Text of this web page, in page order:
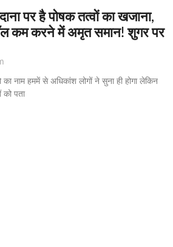
पर है पोषक तत्वों का खजाना,
कम करने में अमृत समान! शुगर पर
नाम हममें से अधिकांश लोगों ने सुना ही होगा लेकिन
को पता